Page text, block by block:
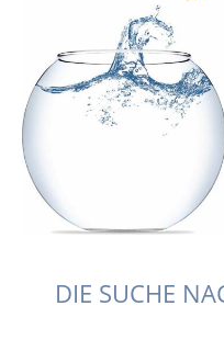
DIE SUCHE